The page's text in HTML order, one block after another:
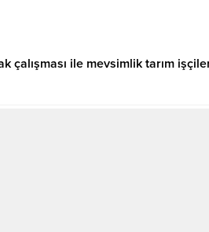
çalışması ile mevsimlik tarım